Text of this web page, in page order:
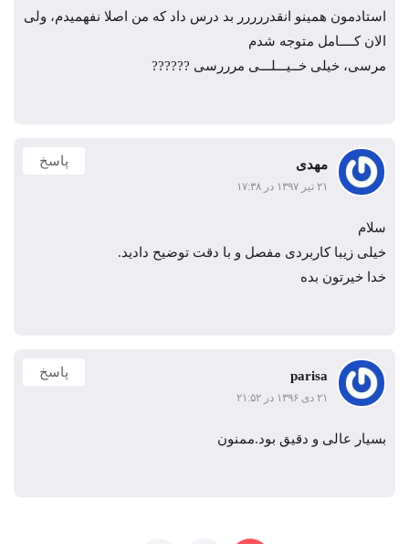
استادمون همینو انقدررررر بد درس داد که من اصلا نفهمیدم، ولی
الان کــــامل متوجه شدم
مرسی، خیلی خــيـــلـــی مرررسی ??????
مهدی
۲۱ تیر ۱۳۹۷ در ۱۷:۳۸
پاسخ
سلام
خیلی زیبا کاربردی مفصل و با دقت توضیح دادید.
خدا خیرتون بده
parisa
۲۱ دی ۱۳۹۶ در ۲۱:۵۲
پاسخ
بسیار عالی و دقیق بود.ممنون